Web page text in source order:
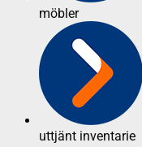
möbler
uttjänt inventarie